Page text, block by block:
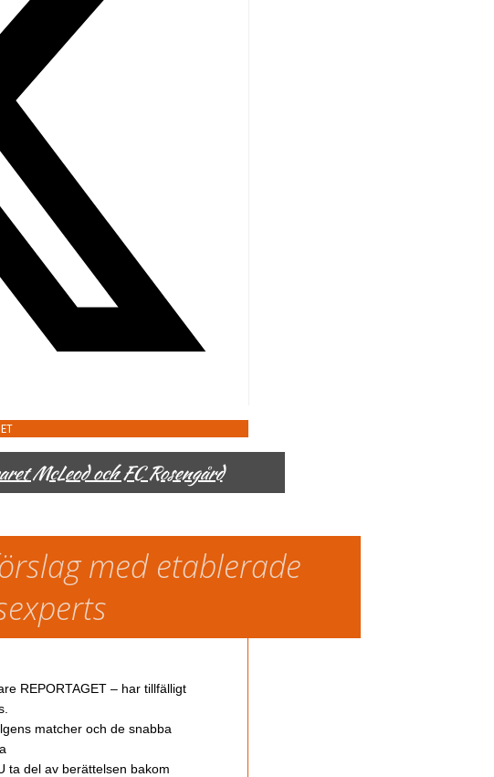
McLeod och FC Rosengård
med etablerade
REPORTAGET – har tillfälligt
matcher och de snabba
ta del av berättelsen bakom